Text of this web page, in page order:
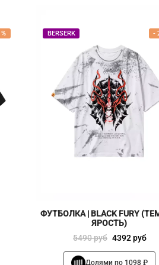
% -
BERSERK
ФУТБОЛКА | BLACK FURY
ЯРОСТЬ)
5490руб
Первоначальная
цена
4392руб
Текущая
цена:
Долями по 1098 ₽